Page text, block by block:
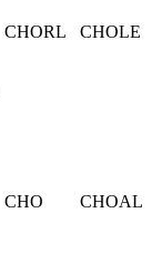
CHORL CHOLE
CHO CHOAL